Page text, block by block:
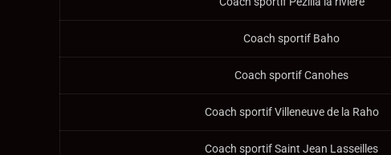
Coach sportif Baho
Coach sportif Canohes
Coach sportif Villeneuve de la Raho
Coach sportif Saint Jean Lasseilles